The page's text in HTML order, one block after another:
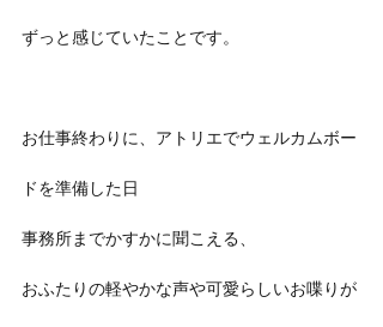
ずっと感じていたことです。
お仕事終わりに、アトリエでウェルカムボー
ドを準備した日
事務所までかすかに聞こえる、
おふたりの軽やかな声や可愛らしいお喋りが